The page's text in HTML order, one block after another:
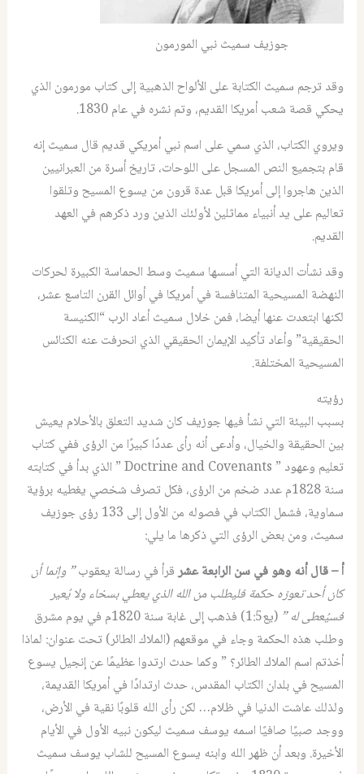
جوزيف سميث نبي المورمون
وقد ترجم سميث الكتابة على الألواح الذهبية إلى كتاب مورمون الذي
يحكي قصة شعب أمريكا القديم، وتم نشره في عام 1830.
ويروي الكتاب، الذي سمي على اسم نبي أمريكي قديم قال سميث إنه
قام بتجميع النص المسجل على اللوحات، تاريخ أسرة من العبرانيين
الذين هاجروا إلى أمريكا قبل عدة قرون من يسوع المسيح وتلقوا
تعاليم على يد أنبياء مماثلين لأولئك الذين ورد ذكرهم في العهد
القديم.
وقد نشأت الديانة التي أسسها سميث وسط الحماسة الكبيرة لحركات
النهضة المسيحية المتنافسة في أمريكا في أوائل القرن التاسع عشر،
لكنها ابتعدت عنها أيضا، فمن خلال سميث أعاد الرب “الكنيسة
الحقيقية” وأعاد تأكيد الإيمان الحقيقي الذي انحرفت عنه الكنائس
المسيحية المختلفة.
رؤيته
بسبب البيئة التي نشأ فيها جوزيف كان شديد التعلق بالأحلام يعيش
بين الحقيقة والخيال، وأدعى أنه رأى عددًا كبيرًا من الرؤى ففي كتاب
تعليم وعهود ” Doctrine and Covenants ” الذي بدأ في كتابته
سنة 1828م عدد ضخم من الرؤى، فكل تصرف شخصي يغطيه برؤية
سماوية، فشمل الكتاب في فصوله من الأول إلى 133 رؤى جوزيف
سميث، ومن بعض الرؤى التي ذكرها ما يلي:
أ – قال أنه وهو في سن الرابعة عشرقرأ في رسالة يعقوب” وإنما أن
كان أحد تعوزه حكمة فليطلب من الله الذي يعطي بسخاء ولا يُعير
فسيُعطى له ”
(يع1:5) فذهب إلى غابة سنة 1820م في يوم مشرق
وطلب هذه الحكمة وجاء في موقعهم (الملاك الطائر) تحت عنوان: لماذا
أخذتم اسم الملاك الطائر؟ ” وكما حدث ارتدوا عظيمًا عن إنجيل يسوع
المسيح في بلدان الكتاب المقدس، حدث ارتدادًا في أمريكا القديمة،
ولذلك عاشت الدنيا في ظلام… لكن رأى الله قلوبًا نقية في الأرض،
ووجد صبيًا صافيًا اسمه يوسف سميث ليكون نبيه الأول في الأيام
الأخيرة. وبعد أن ظهر الله وابنه يسوع المسيح للشاب يوسف سميث